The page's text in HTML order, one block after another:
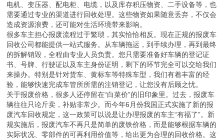
电机、变压器、配电柜、电缆，以及库存积压物资、二手设备等，也
需要通过专业的渠道进行回收处理。这些物资如果随意丢弃，不仅会
造成资源浪费，还可能对生活环境带来影响。
很多车主担心报废流程过于繁琐，其实恰恰相反。现在正规的报废车
回收公司都能提供一站式服务。从车辆拖运，到手续办理，再到最终
的拆解销毁，全程由专业人员负责。您只需要准备好车辆的登记证
书、号牌、行驶证以及车主身份证明，剩下的环节完全可以交给我们
来操办。特别是针对货车、黄标车等特殊车型，我们有着丰富的经
验，能够快速完成车管所所需的注销登记，让您没有后顾之忧。
关于报废价格，很多人还停留在“白菜价”的旧印象里。过去，报废车
辆往往只论斤卖，补贴非常少。而今年6月份我国正式实施了新的报
废汽车回收规定，这一政策可以说是让办理报废的车主“有福了”。新
规实施后，报废汽车不再只是简单的废铁价格，而是能够根据车辆的
实际状况、零部件的可再利用价值等，给出更为合理的回收价格。这